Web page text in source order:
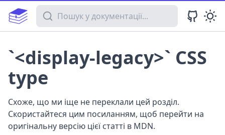
Пошук у документації
`<display-legacy>` CSS
type
Схоже, що ми іще не переклали цей розділ.
Скористайтеся цим посиланням, щоб перейти на
оригінальну версію цієї статті в MDN.